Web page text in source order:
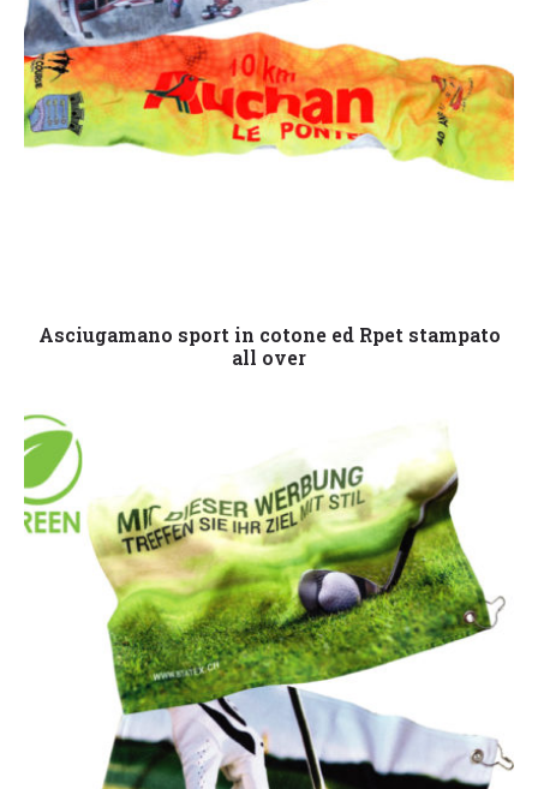
Leggi tutto
Asciugamano sport in cotone ed Rpet stampato
all over